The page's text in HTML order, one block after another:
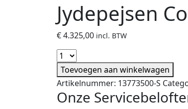
Jydepejsen
€4.325,00 incl. BTW
Toevoegen aan winkelwagen
Artikelnummer: 13773500-S
Onze